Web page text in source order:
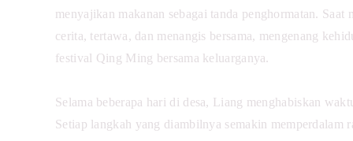
menyajikan makanan sebagai tanda penghormatan.
cerita, tertawa, dan menangis bersama, mengenang
festival Qing Ming bersama keluarganya.
Selama beberapa hari di desa, Liang menghabiskan
Setiap langkah yang diambilnya semakin